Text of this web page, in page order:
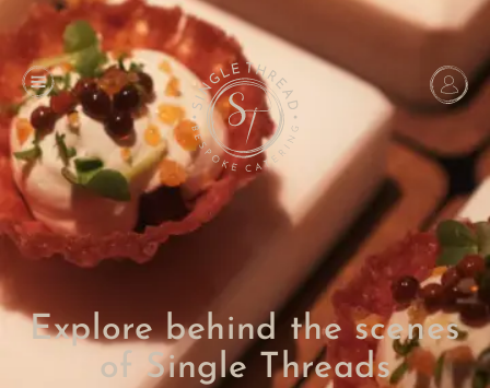
Explore behind the scenes
of Single Threads